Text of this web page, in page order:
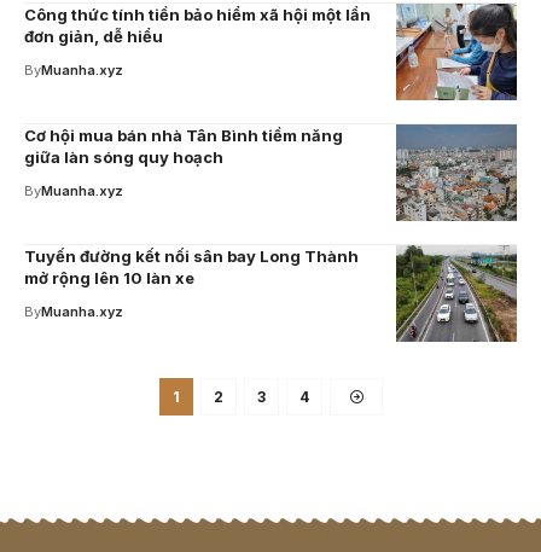
Công thức tính tiền bảo hiểm xã hội một lần
đơn giản, dễ hiểu
ByMuanha.xyz
Cơ hội mua bán nhà Tân Bình tiềm năng
giữa làn sóng quy hoạch
ByMuanha.xyz
Tuyến đường kết nối sân bay Long Thành
mở rộng lên 10 làn xe
ByMuanha.xyz
1 2 3 4